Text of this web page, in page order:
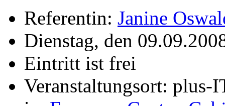
Referentin: Janine
Dienstag, den
Eintritt ist frei
Veranstaltungsort: plus-